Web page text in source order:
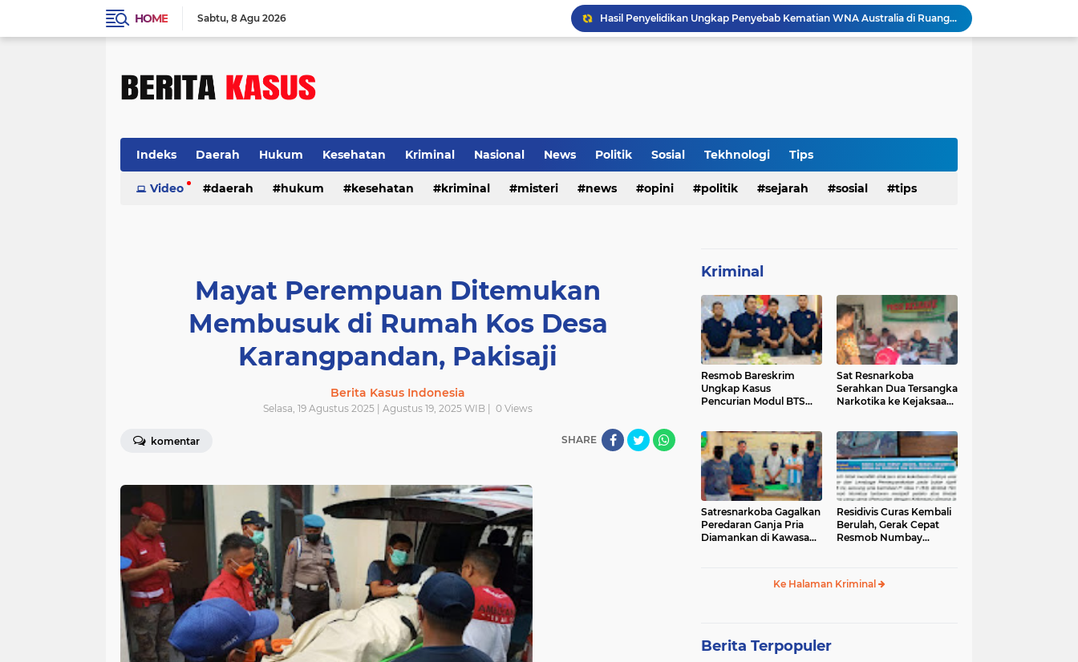
HOME Sabtu 8 Agu 2026
Hasil Penyelidikan Ungkap Penyebab Kematian WNA Australia di Ruang Detensi Imigrasi
Penemuan Jenazah Perempuan di Kos Denpasar Gegerkan Warga, Polisi Lakukan Penyelidikan dan Autopsi
Polres Pasuruan Tegaskan Komitmen Penegakan Disiplin, Propam Dalami Dugaan Pelanggaran Anggota
Indeks Daerah Hukum Kesehatan Kriminal Nasional News Politik Sosial Tekhnologi Tips
Video daerah hukum kesehatan kriminal misteri news opini politik sejarah sosial tips
Mayat Perempuan Ditemukan
Membusuk di Rumah Kos Desa
Karangpandan, Pakisaji
Berita Kasus Indonesia
Selasa, 19 Agustus 2025 | Agustus 19, 2025 WIB | 0 Views
komentar SHARE
Kriminal
Resmob Bareskrim
Ungkap Kasus
Pencurian Modul BTS
Sat Resnarkoba
Serahkan Dua Tersangka
Narkotika ke Kejaksaan
‎Satresnarkoba Gagalkan
Peredaran Ganja Pria
Diamankan di Kawasan
‎Residivis Curas Kembali
Berulah, Gerak Cepat
Resmob Numbay
Ke Halaman Kriminal
Berita Terpopuler